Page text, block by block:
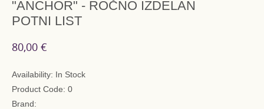
"ANCHOR" - ROČNO IZDELAN
POTNI LIST
80,00 €
Availability: In Stock
Product Code: 0
Brand: